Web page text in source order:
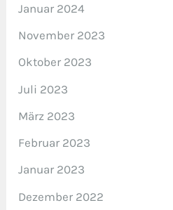
Januar 2024
November 2023
Oktober 2023
Juli 2023
März 2023
Februar 2023
Januar 2023
Dezember 2022